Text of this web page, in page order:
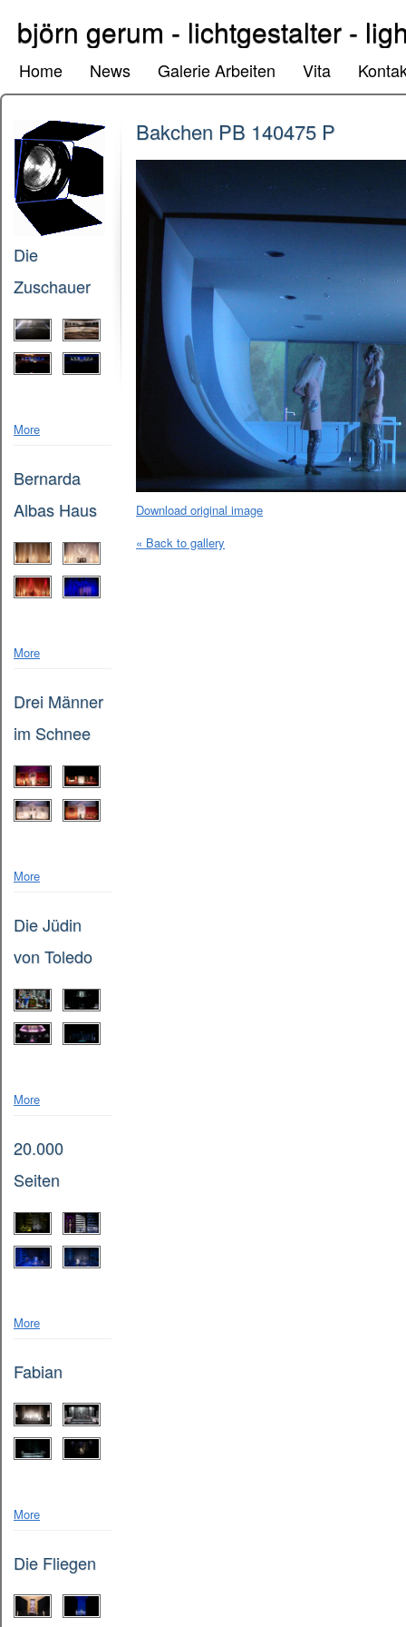
björn gerum - lichtgestalter -
Home News Galerie Arbeiten Vita
Die
Zuschauer
More
Bernarda
Albas Haus
More
Drei Männer
im Schnee
More
Die Jüdin
von Toledo
More
20.000
Seiten
More
Fabian
More
Die Fliegen
Bakchen PB 140475 P
Download original image
« Back to gallery